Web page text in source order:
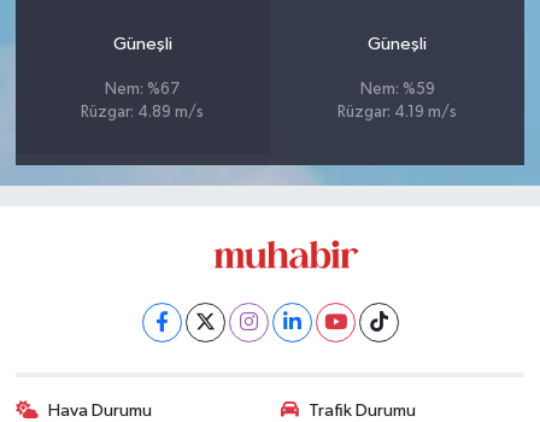
Güneşli
Nem: %67
Rüzgar: 4.89 m/s
Güneşli
Nem: %59
Rüzgar: 4.19 m/s
Hava Durumu Trafik Durumu